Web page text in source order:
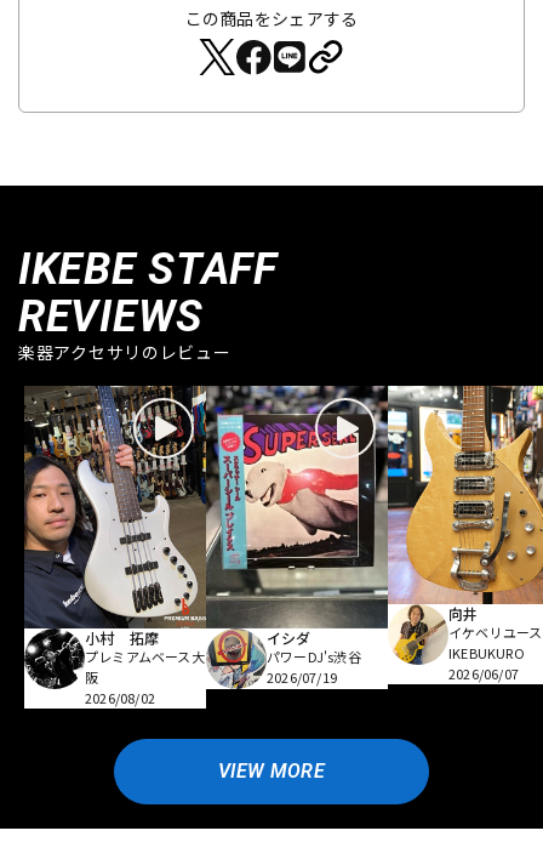
この商品をシェアする
IKEBE STAFF
REVIEWS
楽器アクセサリのレビュー
小村 拓摩
プレミアムベース大
阪
2026/08/02
イシダ
パワーDJ's渋谷
2026/07/19
向井
イケベリユース
IKEBUKURO
2026/06/07
VIEW MORE